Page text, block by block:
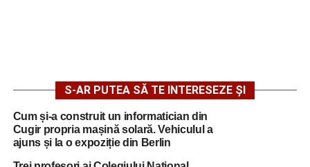
S-AR PUTEA SĂ TE INTERESEZE ȘI
Cum și-a construit un informatician din
Cugir propria mașină solară. Vehiculul a
ajuns și la o expoziție din Berlin